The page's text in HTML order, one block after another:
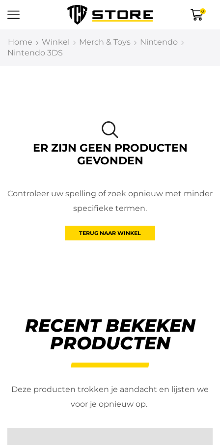
0
Home Winkel Merch & Toys
Nintendo
Nintendo 3DS
ER ZIJN GEEN PRODUCTEN
GEVONDEN
Controleer uw spelling of zoek opnieuw met minder
specifieke termen.
TERUG NAAR WINKEL
RECENT BEKEKEN
PRODUCTEN
Deze producten trokken je aandacht en lijsten we
voor je opnieuw op.